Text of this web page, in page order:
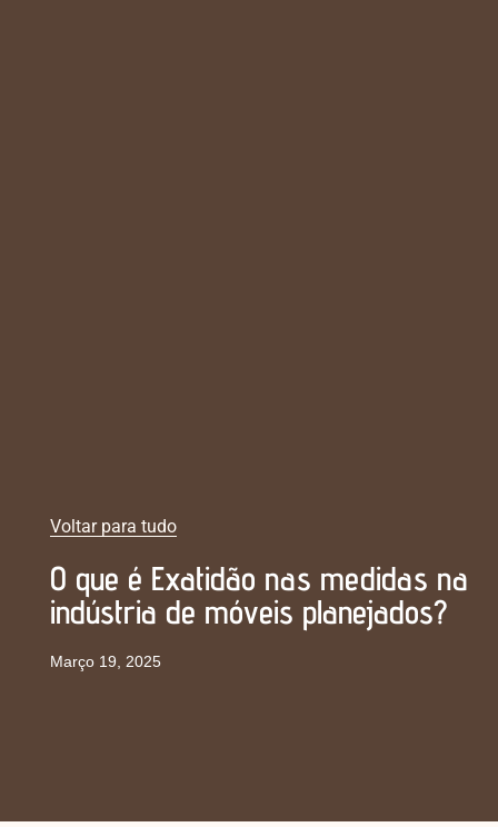
Voltar para tudo
O que é Exatidão nas medidas na
indústria de móveis planejados?
Março 19, 2025